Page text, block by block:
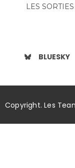
LES
BLUESKY
Copyright. Les